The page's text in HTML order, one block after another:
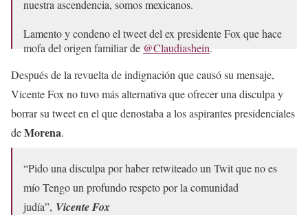
nuestra ascendencia, somos mexicanos.
Lamento y condeno el tweet del ex presidente Fox que hace
mofa del origen familiar de @Claudiashein.
No más odio y división entre…
— Xóchitl Gálvez Ruiz (@XochitlGalvez)July 22, 2023
Después de la revuelta de indignación que causó su mensaje,
Vicente Fox no tuvo más alternativa que ofrecer una disculpa y
borrar su tweet en el que denostaba a los aspirantes presidenciales
deMorena.
“Pido una disculpa por haber retwiteado un Twit que no es
mío Tengo un profundo respeto por la comunidad
judía”, Vicente Fox